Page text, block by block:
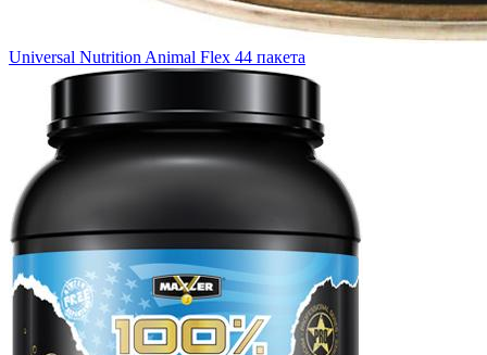
Universal Nutrition Animal Flex 44 пакета